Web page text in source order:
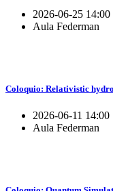
2026-06-25 14:00
Aula Federman
Coloquio: Relativistic
2026-06-11 14:00 |
Aula Federman